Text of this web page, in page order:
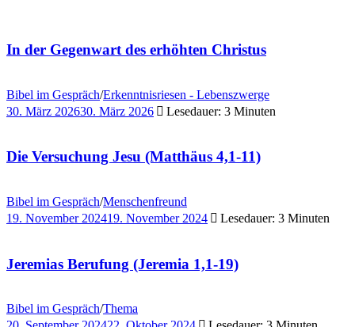
In der Gegenwart des erhöhten Christus
Bibel im Gespräch/Erkenntnisriesen - Lebenszwerge
30. März 202630. März 2026 Lesedauer: 3 Minuten
Die Versuchung Jesu (Matthäus 4,1-11)
Bibel im Gespräch/Menschenfreund
19. November 202419. November 2024 Lesedauer: 3 Minuten
Jeremias Berufung (Jeremia 1,1-19)
Bibel im Gespräch/Thema